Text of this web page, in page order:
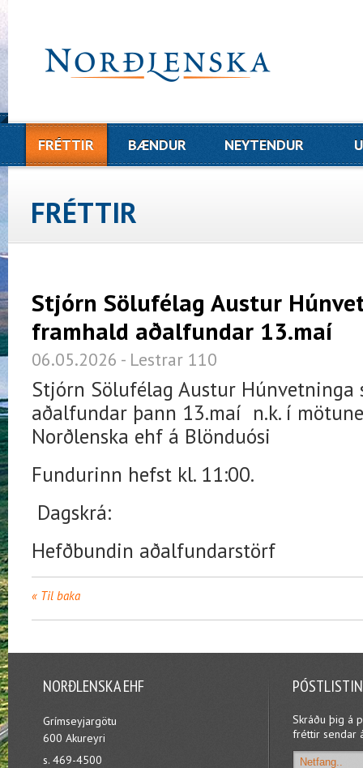
FRÉTTIR
Stjórn Sölufélag Austur
framhald aðalfundar 13.maí
06.05.2026 - Lestrar 110
Stjórn Sölufélag Austur
aðalfundar þann 13.maí n.k. í
Norðlenska ehf á Blönduósi
Fundurinn hefst kl. 11:00.
Dagskrá:
Hefðbundin aðalfundarstörf
Til baka
FRÉTTIR BÆNDUR NEYTENDUR
NORÐLENSKA EHF
Grímseyjargötu
600 Akureyri
s. 469-4500
Skráðu þig á
fréttir sendar